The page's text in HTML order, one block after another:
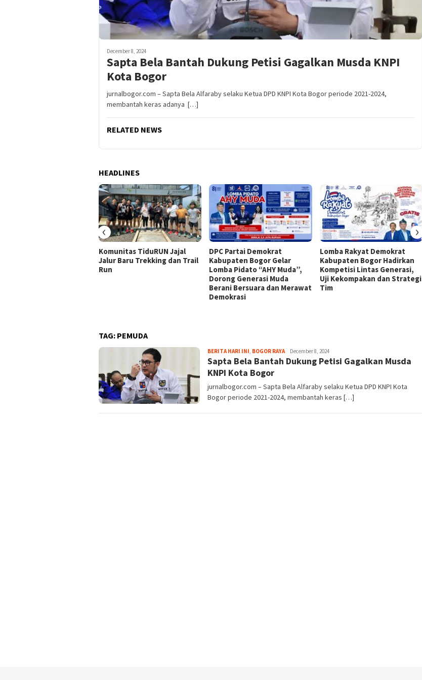
December 8, 2024
Sapta Bela Bantah Dukung Petisi Gagalkan Musda KNPI
Kota Bogor
jurnalbogor.com – Sapta Bela Alfaraby selaku Ketua DPD KNPI Kota Bogor periode 2021-2024,
membantah keras adanya […]
RELATED NEWS
HEADLINES
Komunitas TiduRUN Jajal
Jalur Baru Trekking dan Trail
Run
DPC Partai Demokrat
Kabupaten Bogor Gelar
Lomba Pidato “AHY Muda”,
Dorong Generasi Muda
Berani Bersuara dan Merawat
Demokrasi
Lomba Rakyat Demokrat
Kabupaten Bogor Hadirkan
Kompetisi Lintas Generasi,
Uji Kekompakan dan Strategi
Tim
‹ ›
TAG: PEMUDA
BERITA HARI INI, BOGOR RAYAFredy
Kristianto
December 8, 2024
Sapta Bela Bantah Dukung Petisi Gagalkan Musda
KNPI Kota Bogor
jurnalbogor.com – Sapta Bela Alfaraby selaku Ketua DPD KNPI Kota
Bogor periode 2021-2024, membantah keras […]